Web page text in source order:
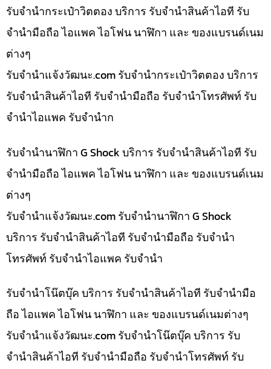
รับจำนำกระเป๋าวิตตอง บริการ รับจำนำสินค้าไอที รับ
จำนำมือถือ ไอแพค ไอโฟน นาฬิกา และ ของแบรนด์เนม
ต่างๆ
รับจํานําแจ้งวัฒนะ.com รับจำนำกระเป๋าวิตตอง บริการ
รับจำนำสินค้าไอที รับจำนำมือถือ รับจำนำโทรศัพท์ รับ
จำนำไอแพค รับจำนำก
รับจำนำนาฬิกา G Shock บริการ รับจำนำสินค้าไอที รับ
จำนำมือถือ ไอแพค ไอโฟน นาฬิกา และ ของแบรนด์เนม
ต่างๆ
รับจํานําแจ้งวัฒนะ.com รับจำนำนาฬิกา G Shock
บริการ รับจำนำสินค้าไอที รับจำนำมือถือ รับจำนำ
โทรศัพท์ รับจำนำไอแพค รับจำนำ
รับจำนำโน๊ตบุ๊ค บริการ รับจำนำสินค้าไอที รับจำนำมือ
ถือ ไอแพค ไอโฟน นาฬิกา และ ของแบรนด์เนมต่างๆ
รับจํานําแจ้งวัฒนะ.com รับจำนำโน๊ตบุ๊ค บริการ รับ
จำนำสินค้าไอที รับจำนำมือถือ รับจำนำโทรศัพท์ รับ